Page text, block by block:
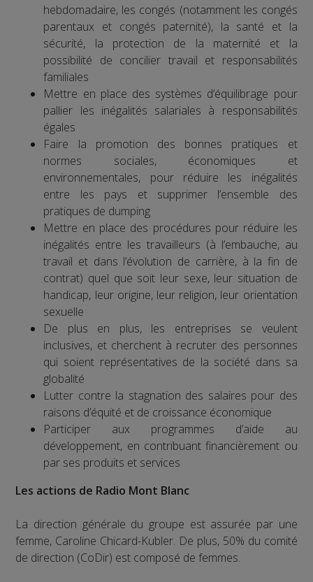
hebdomadaire, les congés (notamment les congés
parentaux et congés paternité), la santé et la
sécurité, la protection de la maternité et la
possibilité de concilier travail et responsabilités
familiales
Mettre en place des systèmes d’équilibrage pour
pallier les inégalités salariales à responsabilités
égales
Faire la promotion des bonnes pratiques et
normes sociales, économiques et
environnementales, pour réduire les inégalités
entre les pays et supprimer l’ensemble des
pratiques de dumping
Mettre en place des procédures pour réduire les
inégalités entre les travailleurs (à l’embauche, au
travail et dans l’évolution de carrière, à la fin de
contrat) quel que soit leur sexe, leur situation de
handicap, leur origine, leur religion, leur orientation
sexuelle
De plus en plus, les entreprises se veulent
inclusives, et cherchent à recruter des personnes
qui soient représentatives de la société dans sa
globalité
Lutter contre la stagnation des salaires pour des
raisons d’équité et de croissance économique
Participer aux programmes d’aide au
développement, en contribuant financièrement ou
par ses produits et services
Les actions de Radio Mont Blanc
La direction générale du groupe est assurée par une
femme, Caroline Chicard-Kubler. De plus, 50% du comité
de direction (CoDir) est composé de femmes.